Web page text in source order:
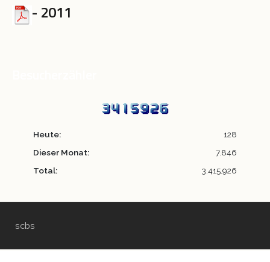
- 2011
Heute:
128
Dieser Monat:
7.846
Total:
3.415.926
scbs